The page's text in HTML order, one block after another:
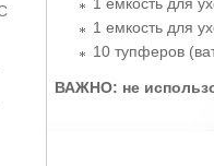
1 емкость для
10 тупферов
ВАЖНО: не